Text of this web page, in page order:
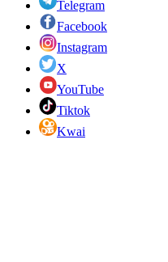
Telegram
Facebook
Instagram
X
YouTube
Tiktok
Kwai